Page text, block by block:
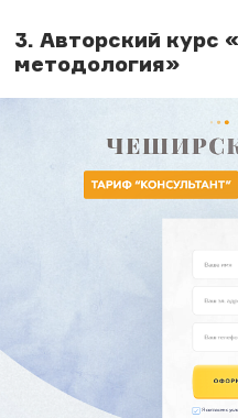
3. Авторский курс
методология»